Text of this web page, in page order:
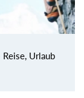
Urlaub